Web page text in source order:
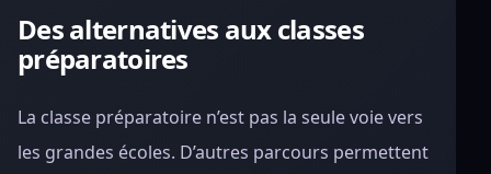
Des alternatives aux classes
préparatoires
La classe préparatoire n’est pas la seule voie vers
les grandes écoles. D’autres parcours permettent